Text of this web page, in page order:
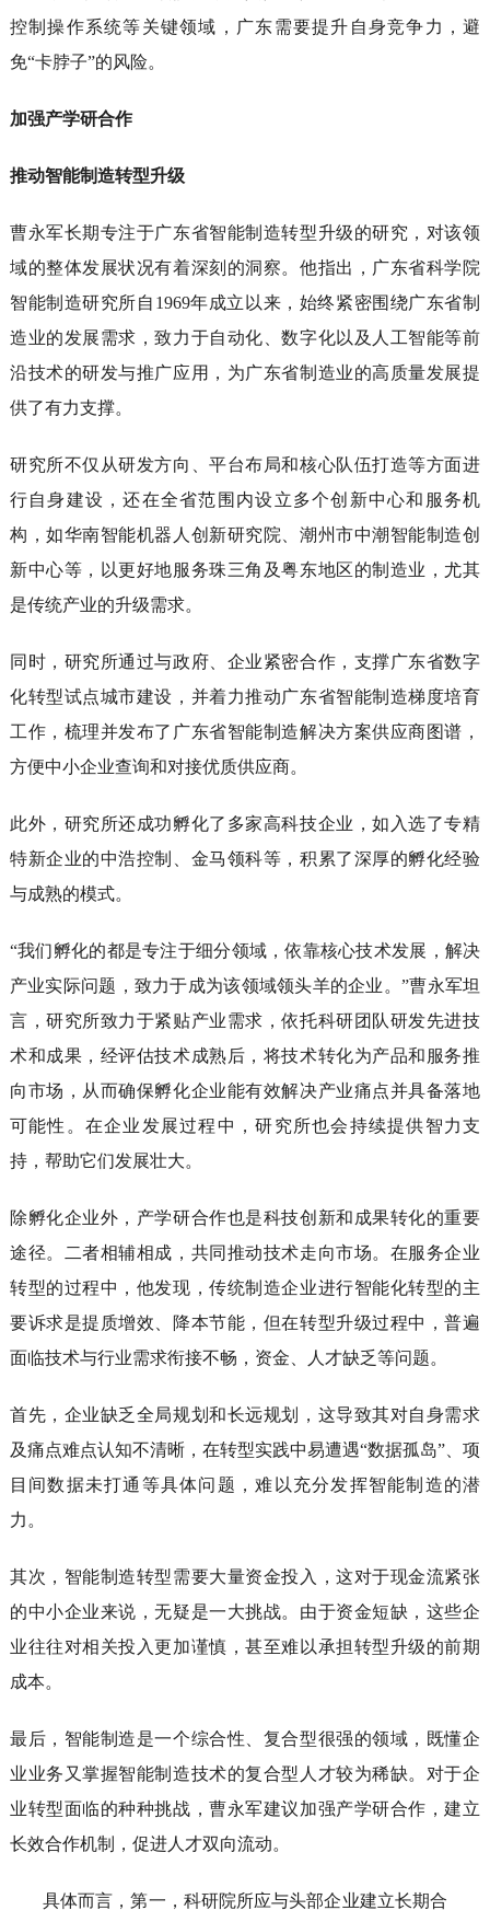
控制操作系统等关键领域，广东需要提升自身竞争力，避
免“卡脖子”的风险。
加强产学研合作
推动智能制造转型升级
曹永军长期专注于广东省智能制造转型升级的研究，对该领
域的整体发展状况有着深刻的洞察。他指出，广东省科学院
智能制造研究所自1969年成立以来，始终紧密围绕广东省制
造业的发展需求，致力于自动化、数字化以及人工智能等前
沿技术的研发与推广应用，为广东省制造业的高质量发展提
供了有力支撑。
研究所不仅从研发方向、平台布局和核心队伍打造等方面进
行自身建设，还在全省范围内设立多个创新中心和服务机
构，如华南智能机器人创新研究院、潮州市中潮智能制造创
新中心等，以更好地服务珠三角及粤东地区的制造业，尤其
是传统产业的升级需求。
同时，研究所通过与政府、企业紧密合作，支撑广东省数字
化转型试点城市建设，并着力推动广东省智能制造梯度培育
工作，梳理并发布了广东省智能制造解决方案供应商图谱，
方便中小企业查询和对接优质供应商。
此外，研究所还成功孵化了多家高科技企业，如入选了专精
特新企业的中浩控制、金马领科等，积累了深厚的孵化经验
与成熟的模式。
“我们孵化的都是专注于细分领域，依靠核心技术发展，解决
产业实际问题，致力于成为该领域领头羊的企业。”曹永军坦
言，研究所致力于紧贴产业需求，依托科研团队研发先进技
术和成果，经评估技术成熟后，将技术转化为产品和服务推
向市场，从而确保孵化企业能有效解决产业痛点并具备落地
可能性。在企业发展过程中，研究所也会持续提供智力支
持，帮助它们发展壮大。
除孵化企业外，产学研合作也是科技创新和成果转化的重要
途径。二者相辅相成，共同推动技术走向市场。在服务企业
转型的过程中，他发现，传统制造企业进行智能化转型的主
要诉求是提质增效、降本节能，但在转型升级过程中，普遍
面临技术与行业需求衔接不畅，资金、人才缺乏等问题。
首先，企业缺乏全局规划和长远规划，这导致其对自身需求
及痛点难点认知不清晰，在转型实践中易遭遇“数据孤岛”、项
目间数据未打通等具体问题，难以充分发挥智能制造的潜
力。
其次，智能制造转型需要大量资金投入，这对于现金流紧张
的中小企业来说，无疑是一大挑战。由于资金短缺，这些企
业往往对相关投入更加谨慎，甚至难以承担转型升级的前期
成本。
最后，智能制造是一个综合性、复合型很强的领域，既懂企
业业务又掌握智能制造技术的复合型人才较为稀缺。对于企
业转型面临的种种挑战，曹永军建议加强产学研合作，建立
长效合作机制，促进人才双向流动。
具体而言，第一，科研院所应与头部企业建立长期合